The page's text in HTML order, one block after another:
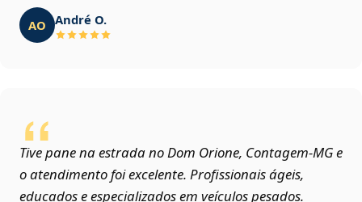
AO André O.
Tive pane na estrada no Dom Orione, Contagem‑MG e
o atendimento foi excelente. Profissionais ágeis,
educados e especializados em veículos pesados.